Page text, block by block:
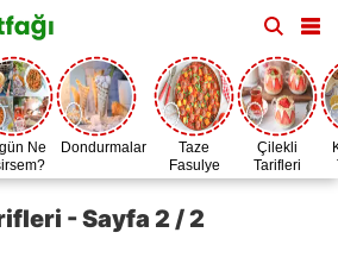
Ne
Dondurmalar
Taze
Fasulye
Zamanı
Çilekli
Tarifleri
- Sayfa 2 / 2